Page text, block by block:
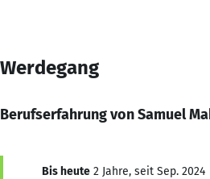
Werdegang
Berufserfahrung von Samuel
Bis heute 2 Jahre, seit Sep. 2024